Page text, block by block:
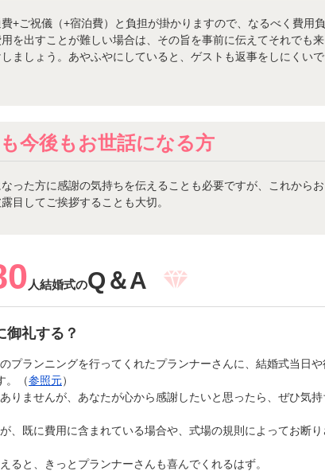
+ご祝儀（+宿泊費）と負担が掛かりますので、なるべく費用負
を出すことが難しい場合は、その旨を事前に伝えてそれでも来
ましょう。あやふやにしていると、ゲストも返事をしにくいで
今後もお世話になる方
った方に感謝の気持ちを伝えることも必要ですが、これからお
目してご挨拶することも大切。
人結婚式のQ＆A
御礼する？
プランニングを行ってくれたプランナーさんに、結婚式当日
。（参照元）
りませんが、あなたが心から感謝したいと思ったら、ぜひ気
、既に費用に含まれている場合や、式場の規則によってお断
ると、きっとプランナーさんも喜んでくれるはず。